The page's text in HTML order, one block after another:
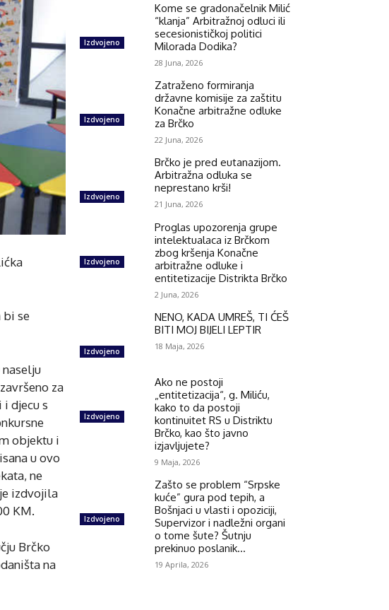
bi se
za
djecu s
objektu i
u ovo
ne
izdvojila
KM.
Brčko
na
Izdvojeno
Kome se gradonačelnik Milić
“klanja” Arbitražnoj odluci ili
secesionističkoj politici
Milorada Dodika?
28 Juna, 2026
Izdvojeno
Zatraženo formiranja
državne komisije za zaštitu
Konačne arbitražne odluke
za Brčko
22 Juna, 2026
Izdvojeno
Brčko je pred eutanazijom.
Arbitražna odluka se
neprestano krši!
21 Juna, 2026
Izdvojeno
Proglas upozorenja grupe
intelektualaca iz Brčkom
zbog kršenja Konačne
arbitražne odluke i
entitetizacije Distrikta Brčko
2 Juna, 2026
Izdvojeno
NENO, KADA UMREŠ, TI ĆEŠ
BITI MOJ BIJELI LEPTIR
18 Maja, 2026
Izdvojeno
Ako ne postoji
„entitetizacija“, g. Miliću,
kako to da postoji
kontinuitet RS u Distriktu
Brčko, kao što javno
izjavljujete?
9 Maja, 2026
Izdvojeno
Zašto se problem “Srpske
kuće” gura pod tepih, a
Bošnjaci u vlasti i opoziciji,
Supervizor i nadležni organi
o tome šute? Šutnju
prekinuo poslanik...
19 Aprila, 2026